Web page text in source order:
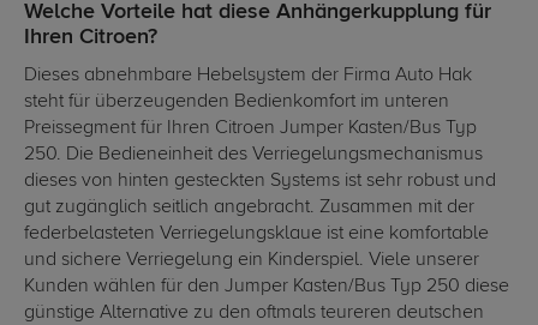
Welche Vorteile hat diese Anhängerkupplung für
Ihren Citroen?
Dieses abnehmbare Hebelsystem der Firma Auto Hak
steht für überzeugenden Bedienkomfort im unteren
Preissegment für Ihren Citroen Jumper Kasten/Bus Typ
250. Die Bedieneinheit des Verriegelungsmechanismus
dieses von hinten gesteckten Systems ist sehr robust und
gut zugänglich seitlich angebracht. Zusammen mit der
federbelasteten Verriegelungsklaue ist eine komfortable
und sichere Verriegelung ein Kinderspiel. Viele unserer
Kunden wählen für den Jumper Kasten/Bus Typ 250 diese
günstige Alternative zu den oftmals teureren deutschen